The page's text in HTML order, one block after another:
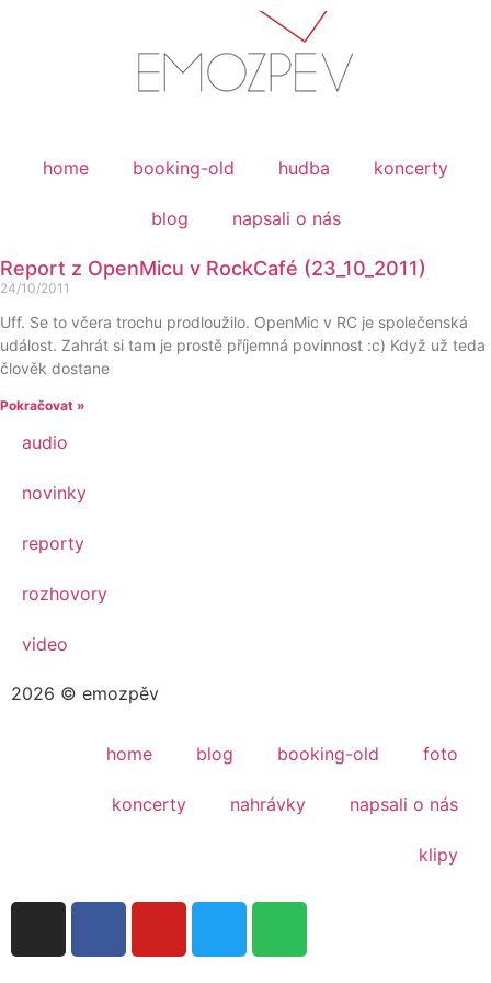
home booking-old hudba koncerty
blog napsali o nás
Report z OpenMicu v RockCafé (23_10_2011)
24/10/2011
Uff. Se to včera trochu prodloužilo. OpenMic v RC je společenská
událost. Zahrát si tam je prostě příjemná povinnost :c) Když už teda
člověk dostane
Pokračovat »
audio
novinky
reporty
rozhovory
video
2026 © emozpěv
home blog booking-old foto
koncerty nahrávky napsali o nás
klipy